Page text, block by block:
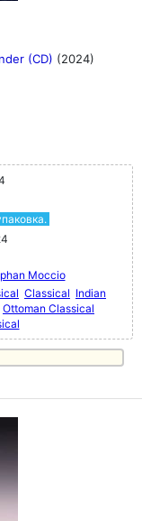
(CD) (2024)
Moccio
Classical Indian
Ottoman Classical